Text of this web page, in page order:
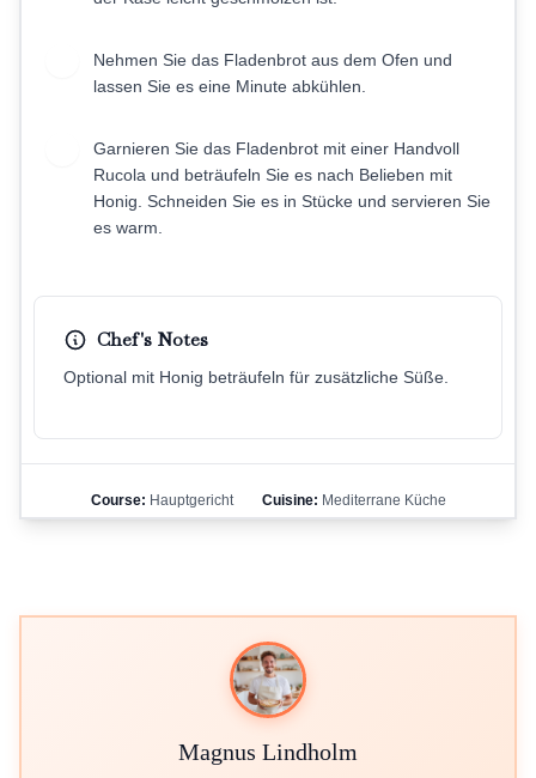
Nehmen Sie das Fladenbrot aus dem Ofen und
lassen Sie es eine Minute abkühlen.
Garnieren Sie das Fladenbrot mit einer Handvoll
Rucola und beträufeln Sie es nach Belieben mit
Honig. Schneiden Sie es in Stücke und servieren Sie
es warm.
Chef's Notes
Optional mit Honig beträufeln für zusätzliche Süße.
Course: Hauptgericht Cuisine: Mediterrane Küche
Magnus Lindholm